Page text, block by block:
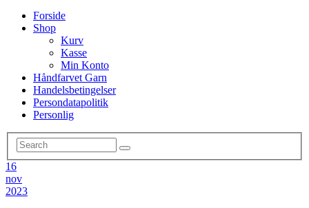
Forside
Shop
Kurv
Kasse
Min Konto
Håndfarvet Garn
Handelsbetingelser
Persondatapolitik
Personlig
16
nov
2023